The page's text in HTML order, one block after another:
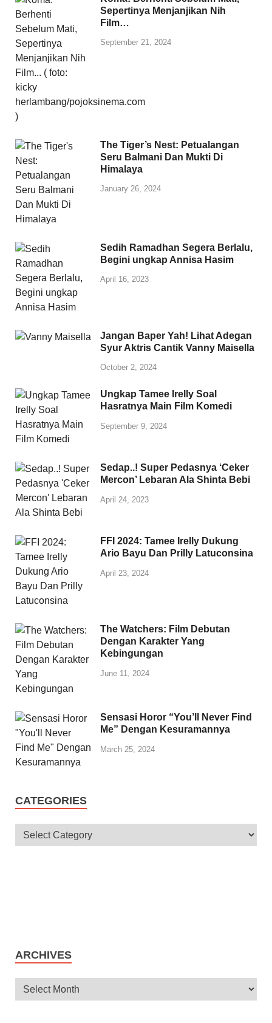
Sepertinya Menjanjikan Nih
Film…
September 21, 2024
The Tiger’s Nest: Petualangan
Seru Balmani Dan Mukti Di
Himalaya
January 26, 2024
Sedih Ramadhan Segera Berlalu,
Begini ungkap Annisa Hasim
April 16, 2023
Jangan Baper Yah! Lihat Adegan
Syur Aktris Cantik Vanny Maisella
October 2, 2024
Ungkap Tamee Irelly Soal
Hasratnya Main Film Komedi
September 9, 2024
Sedap..! Super Pedasnya ‘Ceker
Mercon’ Lebaran Ala Shinta Bebi
April 24, 2023
FFI 2024: Tamee Irelly Dukung
Ario Bayu Dan Prilly Latuconsina
April 23, 2024
The Watchers: Film Debutan
Dengan Karakter Yang
Kebingungan
June 11, 2024
Sensasi Horor “You’ll Never Find
Me” Dengan Kesuramannya
March 25, 2024
CATEGORIES
ARCHIVES